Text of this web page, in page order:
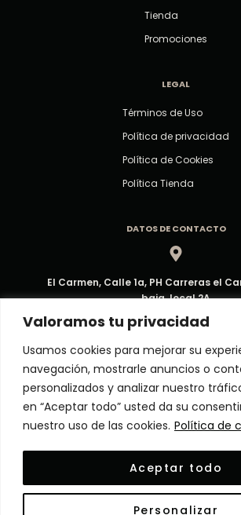
Valoramos tu privacidad
Usamos cookies para mejorar su
navegación, mostrarle anuncios o
personalizados y analizar nuestro
en “Aceptar todo” usted da su
nuestro uso de las cookies. Política de
Personalizar
Aceptar todo
Tienda
Promociones
LEGAL
Términos de Uso
Política de privacidad
Política de Cookies
Política Tienda
DATOS DE CONTACTO
El Carmen, Calle 1a, PH Carreras el
baja, local 2A
Dirección
ventas@decorpma.com
Correo electrónico
Atención al Cliente